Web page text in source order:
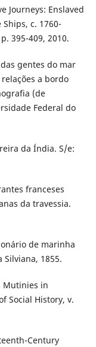
Journeys: Enslaved
c. 1760-
395-409, 2010.
gentes do mar
relações a bordo
(de
Federal do
da Índia. S/e:
franceses
da travessia.
de marinha
1855.
Mutinies in
Social History, v.
Century